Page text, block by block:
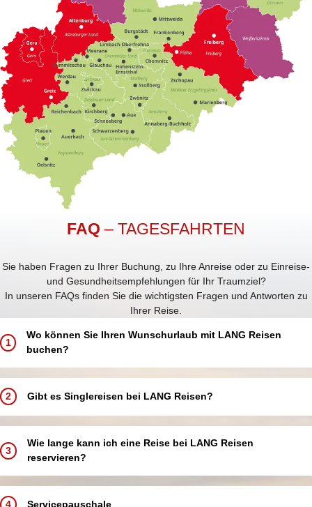
FAQ – TAGESFAHRTEN
Sie haben Fragen zu Ihrer Buchung, zu Ihre Anreise oder zu Einreise-
und Gesundheitsempfehlungen für Ihr Traumziel?
In unseren FAQs finden Sie die wichtigsten Fragen und Antworten zu
Ihrer Reise.
1
Wo können Sie Ihren Wunschurlaub mit LANG Reisen
buchen?
Buchen Sie Ihren Traumurlaub ganz einfach und bequem:
In einem unserer 5 LANG Reisebüros in Annaberg-Buchholz, Aue,
Chemnitz, Schwarzenberg und Zwickau
Telefonisch über unsere Buchungshotline
Egal, ob Sie Ihren Urlaub vor Ort, telefonisch oder online buchen,
2 Gibt es Singlereisen bei LANG Reisen?
Bei LANG Reisen bieten wir keine speziellen Singlereisen an.
Alleinreisende sind jedoch herzlich willkommen und können an allen
unseren Reisen teilnehmen.
Einzelzimmer oder Doppelzimmer/-kabinen zur Alleinbenutzung an.
So können Sie flexibel und entspannt reisen – ganz nach Ihren
3
Wie lange kann ich eine Reise bei LANG Reisen
reservieren?
Sie können Ihre Reise bis zu 3 Tage ab dem Buchungsdatum auf
Option reservieren. Bitte beachten Sie, dass die Reservierung nach
4 Servicepauschale